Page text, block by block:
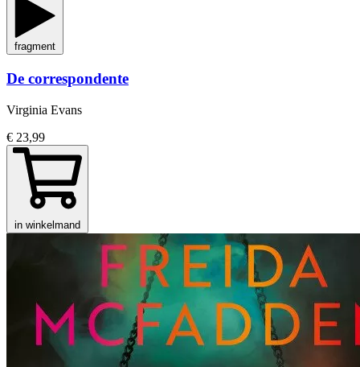
fragment
De correspondente
Virginia Evans
€ 23,99
in winkelmand